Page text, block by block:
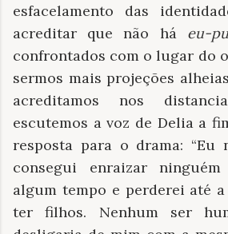
esfacelamento das
acreditar que não há eu-
confrontados com o lugar do
sermos mais projeções
acreditamos nos
escutemos a voz de Delia a
resposta para o drama: “Eu
consegui enraizar
algum tempo e perderei até
ter filhos. Nenhum ser